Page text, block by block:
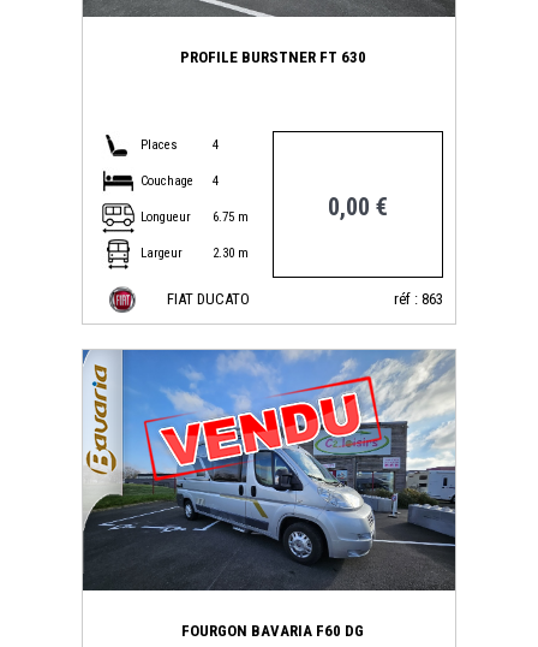
PROFILE BURSTNER FT 630
Places 4
Couchage 4
Longueur 6.75 m
Largeur 2.30 m
0,00 €
FIAT DUCATO réf : 863
FOURGON BAVARIA F60 DG